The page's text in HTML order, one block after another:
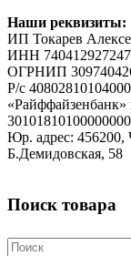
Наши реквизиты:
ИП Токарев
ИНН 740412927247
ОГРНИП
Р/с
«Райффайзенбанк»
Юр. адрес: 456200,
Б.Демидовская, 58
Поиск товара